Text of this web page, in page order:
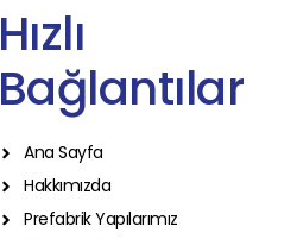
Hızlı
Bağlantılar
Ana Sayfa
Hakkımızda
Prefabrik Yapılarımız